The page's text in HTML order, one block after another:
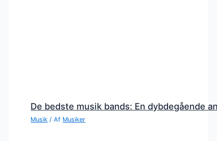
De bedste musik bands: En dybdegående
Musik / Af Musiker